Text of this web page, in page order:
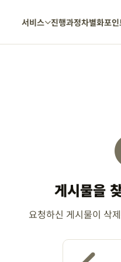
서비스 진행과정차별화포
게시물을
요청하신 게시물이 삭